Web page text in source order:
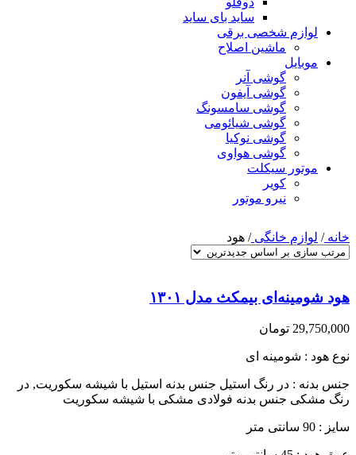
ساید بای ساید
لوازم شخصی برقی
ماشین اصلاح
موبایل
گوشی آنر
گوشی آیفون
گوشی سامسونگ
گوشی شیائومی
گوشی نوکیا
گوشی هواوی
موتور سیکلت
کویر
نیرو موتور
خانه/ لوازم خانگی/ هود
هود شومینه‌ای بیمکث مدل ۱۳۰۱
29,750,000 تومان
نوع هود : شومینه ای
جنس بدنه : در رنگ استیل جنس بدنه استیل با شیشه سکوریت, در
رنگ مشکی جنس بدنه فولادی مشکی با شیشه سکوریت
سایز : 90 سانتی متر